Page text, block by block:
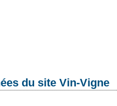
du site Vin-Vigne